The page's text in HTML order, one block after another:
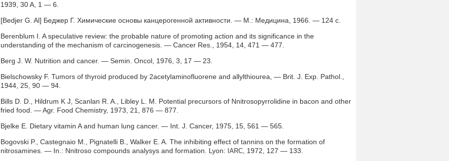
1939, 30 A, 1 — 6.
[Bedjer G. Al] Беджер Г. Химические основы канцерогенной активности. — М.: Медицина, 1966. — 124 с.
Berenblum I. A speculative review: the probable nature of promoting action and its significance in the
understanding of the mechanism of carcinogenesis. — Cancer Res., 1954, 14, 471 — 477.
Berg J. W. Nutrition and cancer. — Semin. Oncol, 1976, 3, 17 — 23.
Bielschowsky F. Tumors of thyroid produced by 2acetylaminofluorene and allylthiourea, — Brit. J. Exp. Pathol.,
1944, 25, 90 — 94.
Bills D. D., Hildrum K J, Scanlan R. A., Libley L. M. Potential precursors of Nnitrosopyrrolidine in bacon and other
fried food. — Agr. Food Chemistry, 1973, 21, 876 — 877.
Bjelke E. Dietary vitamin A and human lung cancer. — Int. J. Cancer, 1975, 15, 561 — 565.
Bogovski P., Castegnaio M., Pignatelli В., Walker E. A. The inhibiting effect of tannins on the formation of
nitrosamines. — In.: Nnitroso compounds analysys and formation. Lyon:
IARC , 1972, 127 — 133.